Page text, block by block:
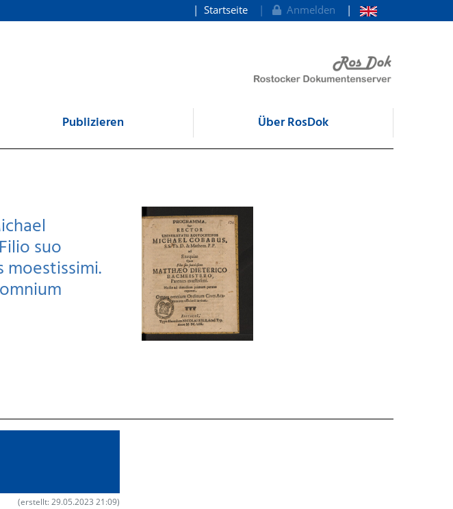
Startseite Anmelden
Publizieren Über RosDok
suo
moestissimi.
(erstellt: 29.05.2023 21:09)